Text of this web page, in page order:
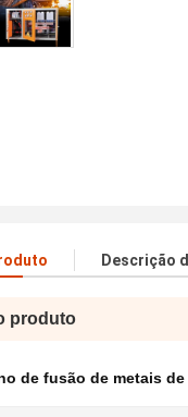
Descrição
produto
de fusão de metais